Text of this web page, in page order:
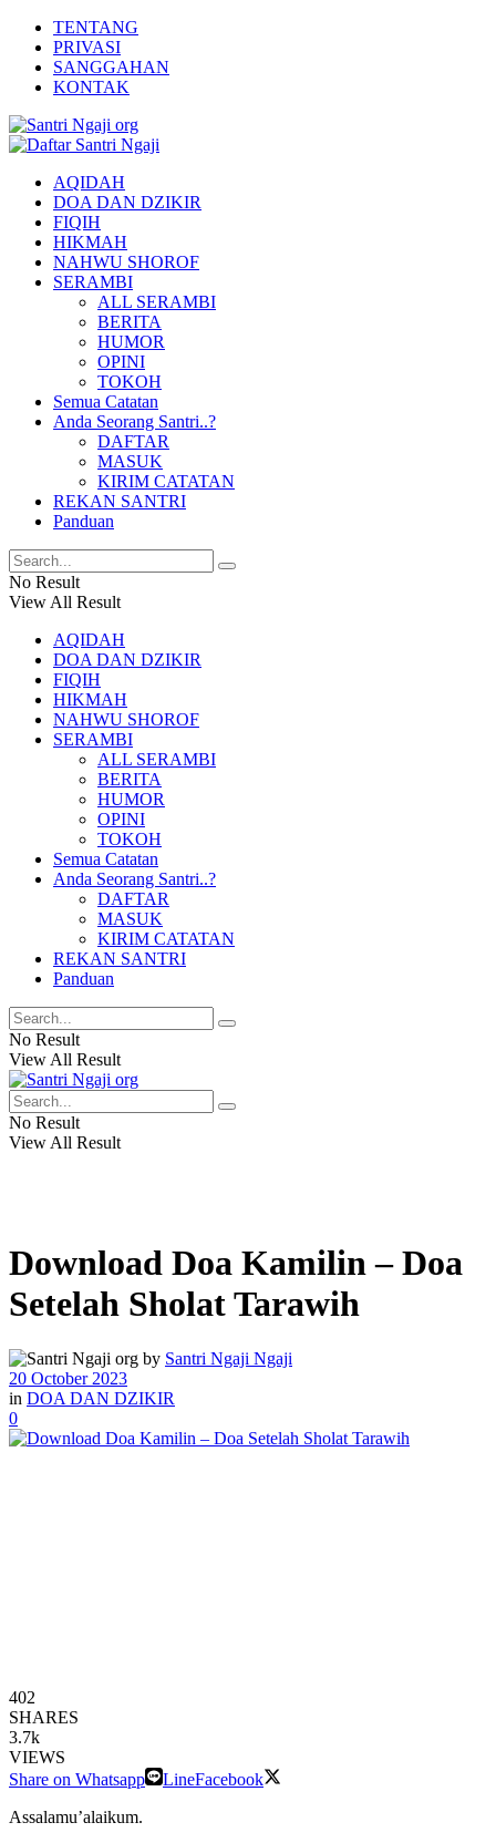
TENTANG
PRIVASI
SANGGAHAN
KONTAK
AQIDAH
DOA DAN DZIKIR
FIQIH
HIKMAH
NAHWU SHOROF
SERAMBI
ALL SERAMBI
BERITA
HUMOR
OPINI
TOKOH
Semua Catatan
Anda Seorang Santri..?
DAFTAR
MASUK
KIRIM CATATAN
REKAN SANTRI
Panduan
No Result
View All Result
AQIDAH
DOA DAN DZIKIR
FIQIH
HIKMAH
NAHWU SHOROF
SERAMBI
ALL SERAMBI
BERITA
HUMOR
OPINI
TOKOH
Semua Catatan
Anda Seorang Santri..?
DAFTAR
MASUK
KIRIM CATATAN
REKAN SANTRI
Panduan
No Result
View All Result
No Result
View All Result
Download Doa Kamilin – Doa
Setelah Sholat Tarawih
by Santri Ngaji Ngaji
20 October 2023
in DOA DAN DZIKIR
0
402
SHARES
3.7k
VIEWS
Share on Whatsapp
LineFacebook
Assalamu’alaikum.